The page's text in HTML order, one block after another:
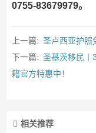
0755-83679979。
上一篇: 圣卢西亚护照
下一篇: 圣基茨移民丨
籍官方特惠中！
相关推荐